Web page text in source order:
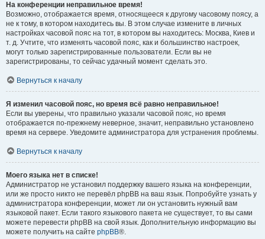
На конференции неправильное время!
Возможно, отображается время, относящееся к другому часовому поясу, а
не к тому, в котором находитесь вы. В этом случае измените в личных
настройках часовой пояс на тот, в котором вы находитесь: Москва, Киев и
т. д. Учтите, что изменять часовой пояс, как и большинство настроек,
могут только зарегистрированные пользователи. Если вы не
зарегистрированы, то сейчас удачный момент сделать это.
Вернуться к началу
Я изменил часовой пояс, но время всё равно неправильное!
Если вы уверены, что правильно указали часовой пояс, но время
отображается по-прежнему неверное, значит, неправильно установлено
время на сервере. Уведомите администратора для устранения проблемы.
Вернуться к началу
Моего языка нет в списке!
Администратор не установил поддержку вашего языка на конференции,
или же просто никто не перевёл phpBB на ваш язык. Попробуйте узнать у
администратора конференции, может ли он установить нужный вам
языковой пакет. Если такого языкового пакета не существует, то вы сами
можете перевести phpBB на свой язык. Дополнительную информацию вы
можете получить на сайте phpBB®.